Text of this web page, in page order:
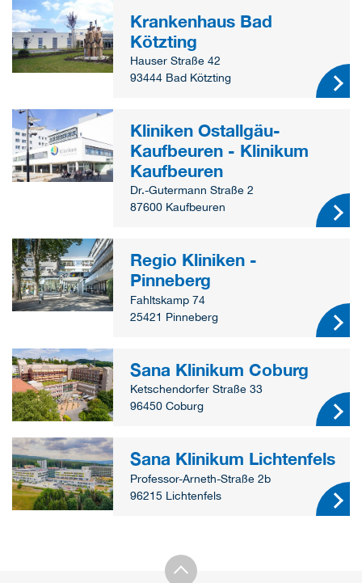
Krankenhaus Bad
Kötzting
Hauser Straße 42
93444 Bad Kötzting
Kliniken Ostallgäu-
Kaufbeuren - Klinikum
Kaufbeuren
Dr.-Gutermann Straße 2
87600 Kaufbeuren
Regio Kliniken -
Pinneberg
Fahltskamp 74
25421 Pinneberg
Sana Klinikum Coburg
Ketschendorfer Straße 33
96450 Coburg
Sana Klinikum Lichtenfels
Professor-Arneth-Straße 2b
96215 Lichtenfels